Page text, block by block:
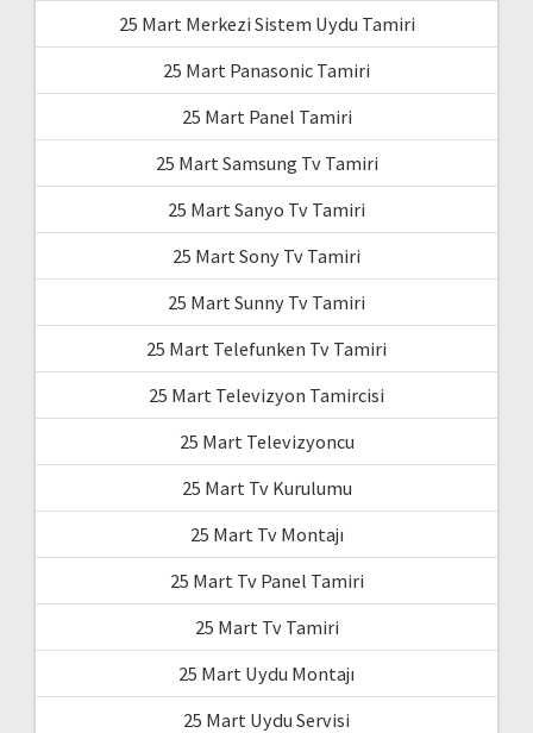
25 Mart Merkezi Sistem Uydu Tamiri
25 Mart Panasonic Tamiri
25 Mart Panel Tamiri
25 Mart Samsung Tv Tamiri
25 Mart Sanyo Tv Tamiri
25 Mart Sony Tv Tamiri
25 Mart Sunny Tv Tamiri
25 Mart Telefunken Tv Tamiri
25 Mart Televizyon Tamircisi
25 Mart Televizyoncu
25 Mart Tv Kurulumu
25 Mart Tv Montajı
25 Mart Tv Panel Tamiri
25 Mart Tv Tamiri
25 Mart Uydu Montajı
25 Mart Uydu Servisi